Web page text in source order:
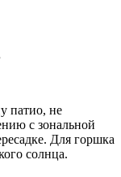
патио, не
с зональной
Для горшка
солнца.